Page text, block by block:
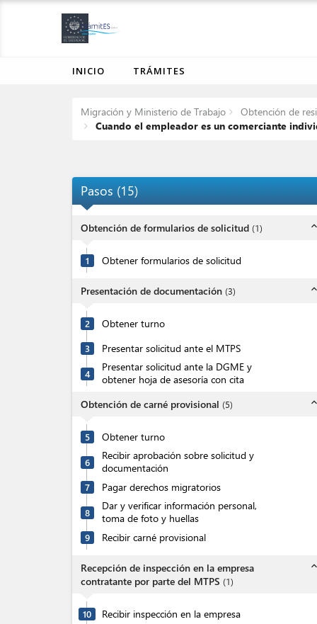
INICIO TRÁMITES
Migración y Ministerio de Trabajo Obtención de
Cuando el empleador es un comerciante
Pasos (15)
Obtención de formularios de solicitud (1) expand_less
1 Obtener formularios de solicitud
Presentación de documentación (3) expand_less
2 Obtener turno
3 Presentar solicitud ante el MTPS
4
Presentar solicitud ante la DGME y
obtener hoja de asesoría con cita
Obtención de carné provisional (5) expand_less
5 Obtener turno
6
Recibir aprobación sobre solicitud y
documentación
7 Pagar derechos migratorios
8
Dar y verificar información personal,
toma de foto y huellas
9 Recibir carné provisional
Recepción de inspección en la empresa
contratante por parte del MTPS (1)
expand_less
10 Recibir inspección en la empresa